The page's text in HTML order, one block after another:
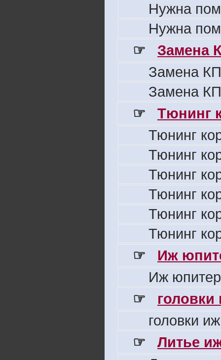
Нужна
Нужна
☞
Замена
Замена
Замена
☞
Тюнинг
Тюнинг
Тюнинг
Тюнинг
Тюнинг
Тюнинг
Тюнинг
☞
Иж
Иж
☞
головки
☞
Литье